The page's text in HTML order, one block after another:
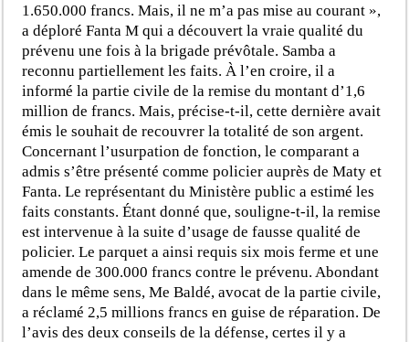
1.650.000 francs. Mais, il ne m’a pas mise au courant »,
a déploré Fanta M qui a découvert la vraie qualité du
prévenu une fois à la brigade prévôtale. Samba a
reconnu partiellement les faits. À l’en croire, il a
informé la partie civile de la remise du montant d’1,6
million de francs. Mais, précise-t-il, cette dernière avait
émis le souhait de recouvrer la totalité de son argent.
Concernant l’usurpation de fonction, le comparant a
admis s’être présenté comme policier auprès de Maty et
Fanta. Le représentant du Ministère public a estimé les
faits constants. Étant donné que, souligne-t-il, la remise
est intervenue à la suite d’usage de fausse qualité de
policier. Le parquet a ainsi requis six mois ferme et une
amende de 300.000 francs contre le prévenu. Abondant
dans le même sens, Me Baldé, avocat de la partie civile,
a réclamé 2,5 millions francs en guise de réparation. De
l’avis des deux conseils de la défense, certes il y a